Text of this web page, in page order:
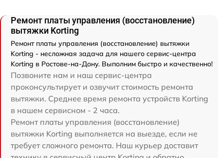
Ремонт платы управления (восстановление)
вытяжки Korting
Ремонт платы управления (восстановление) вытяжки
Korting - несложная задача для нашего сервис-центра
Korting в Ростове-на-Дону. Выполним быстро и качественно!
Позвоните нам и наш сервис-центра
проконсультирует и озвучит стоимость ремонта
вытяжки. Среднее время ремонта устройств Korting
в нашем сервисном - 2 часа.
Ремонт платы управления (восстановление)
вытяжки Korting выполняется на выезде, если не
требует сложного ремонта. Наш курьер доставит